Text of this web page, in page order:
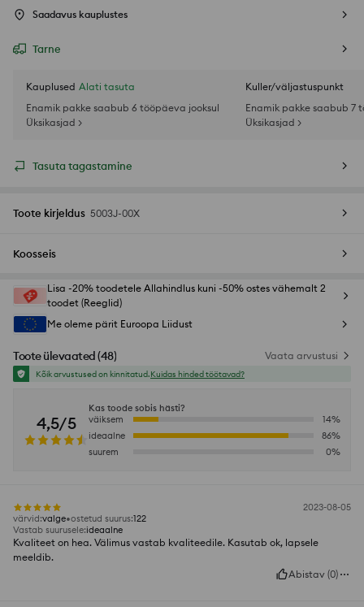
Saadavus kauplustes
Tarne
Kauplused Alati tasuta
Enamik pakke saabub 6 tööpäeva jooksul
Üksikasjad >
Kuller/väljastuspunkt
Enamik pakke saabub 7
Üksikasjad >
Tasuta tagastamine
Toote kirjeldus 5003J-00X
Koosseis
Lisa -20% toodetele Allahindlus kuni -50% ostes vähemalt 2
toodet (Reeglid)
Me oleme pärit Euroopa Liidust
Toote ülevaated (48) Vaata arvustusi
Kõik arvustused on kinnitatud.Kuidas hinded töötavad?
4,5/5
Kas toode sobis hästi?
väiksem
14%
ideaalne
86%
suurem
0%
2023-08-05
värvid:valge ostetud suurus:122
Vastab suurusele:ideaalne
Kvaliteet on hea. Välimus vastab kvaliteedile. Kasutab ok, lapsele
meeldib.
Abistav (0)